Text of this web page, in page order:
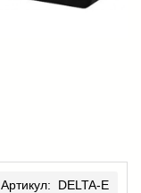
Артикул: DELTA-E